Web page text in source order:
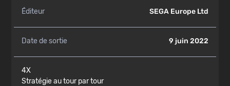
Éditeur SEGA Europe Ltd
Date de sortie 9 juin 2022
4X
Stratégie au tour par tour